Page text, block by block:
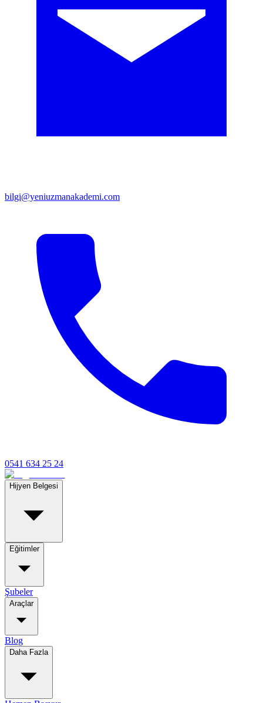
bilgi@yeniuzmanakademi.com
0541 634 25 24
Hijyen Belgesi
Eğitimler
Şubeler
Araçlar
Blog
Daha Fazla